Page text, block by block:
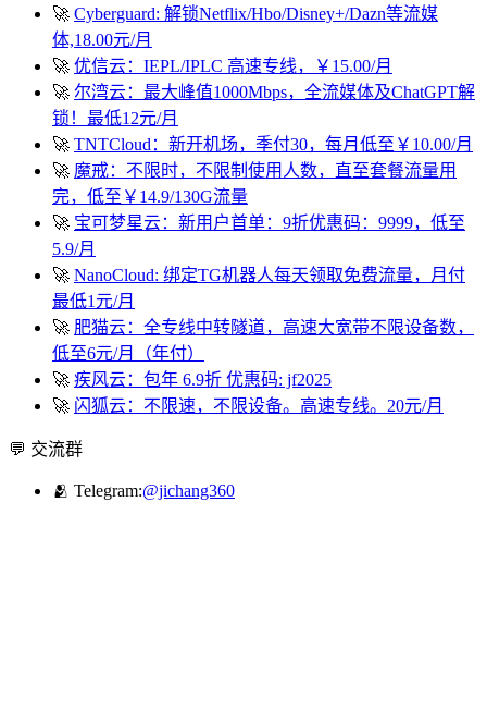
🚀 Cyberguard: 解锁Netflix/Hbo/Disney+/Dazn等流媒
体,18.00元/月
🚀 优信云：IEPL/IPLC 高速专线，￥15.00/月
🚀 尔湾云：最大峰值1000Mbps，全流媒体及ChatGPT解
锁！最低12元/月
🚀 TNTCloud：新开机场，季付30，每月低至￥10.00/月
🚀 魔戒：不限时，不限制使用人数，直至套餐流量用
完，低至￥14.9/130G流量
🚀 宝可梦星云：新用户首单：9折优惠码：9999，低至
5.9/月
🚀 NanoCloud: 绑定TG机器人每天领取免费流量，月付
最低1元/月
🚀 肥猫云：全专线中转隧道，高速大宽带不限设备数，
低至6元/月（年付）
🚀 疾风云：包年 6.9折 优惠码: jf2025
🚀 闪狐云：不限速，不限设备。高速专线。20元/月
💬 交流群
🫂 Telegram:@jichang360